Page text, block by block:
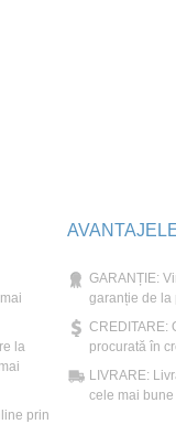
la
prin
GARANȚIE:
garanție de la
CREDITARE:
procurată în
LIVRARE:
cele mai bune